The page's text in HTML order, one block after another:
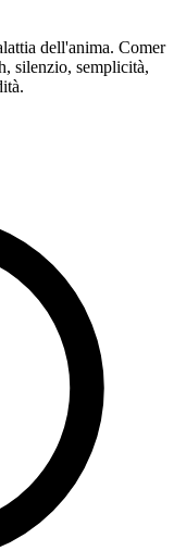
dell'anima. Comer
silenzio, semplicità,